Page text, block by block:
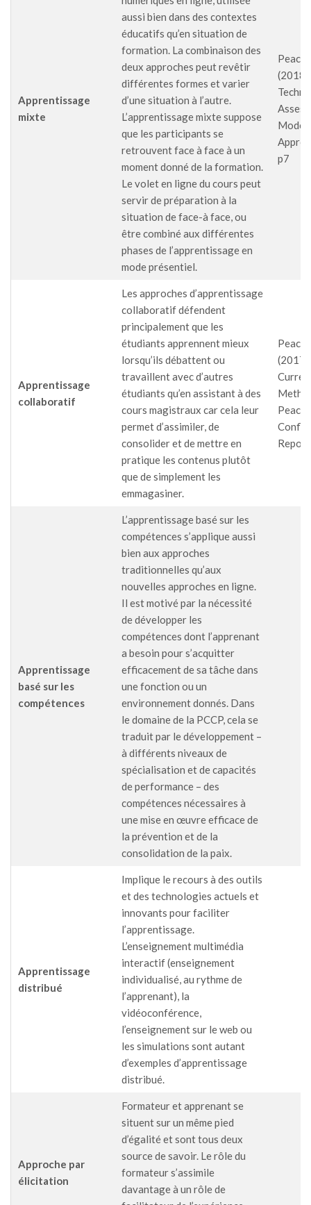
Apprentissage
mixte
aussi bien dans des contextes
éducatifs qu’en situation de
formation. La combinaison des
deux approches peut revêtir
différentes formes et varier
d’une situation à l’autre.
L’apprentissage mixte suppose
que les participants se
retrouvent face à face à un
moment donné de la formation.
Le volet en ligne du cours peut
servir de préparation à la
situation de face-à face, ou
être combiné aux différentes
phases de l’apprentissage en
mode présentiel.
p7
Apprentissage
collaboratif
Les approches d’apprentissage
collaboratif défendent
principalement que les
étudiants apprennent mieux
lorsqu’ils débattent ou
travaillent avec d’autres
étudiants qu’en assistant à des
cours magistraux car cela leur
permet d’assimiler, de
consolider et de mettre en
pratique les contenus plutôt
que de simplement les
emmagasiner.
Apprentissage
basé sur les
compétences
L’apprentissage basé sur les
compétences s’applique aussi
bien aux approches
traditionnelles qu’aux
nouvelles approches en ligne.
Il est motivé par la nécessité
de développer les
compétences dont l’apprenant
a besoin pour s’acquitter
efficacement de sa tâche dans
une fonction ou un
environnement donnés. Dans
le domaine de la PCCP, cela se
traduit par le développement –
à différents niveaux de
spécialisation et de capacités
de performance – des
compétences nécessaires à
une mise en œuvre efficace de
la prévention et de la
consolidation de la paix.
Apprentissage
distribué
Implique le recours à des outils
et des technologies actuels et
innovants pour faciliter
l’apprentissage.
L’enseignement multimédia
interactif (enseignement
individualisé, au rythme de
l’apprenant), la
vidéoconférence,
l’enseignement sur le web ou
les simulations sont autant
d’exemples d’apprentissage
distribué.
Approche par
élicitation
Formateur et apprenant se
situent sur un même pied
d’égalité et sont tous deux
source de savoir. Le rôle du
formateur s’assimile
davantage à un rôle de